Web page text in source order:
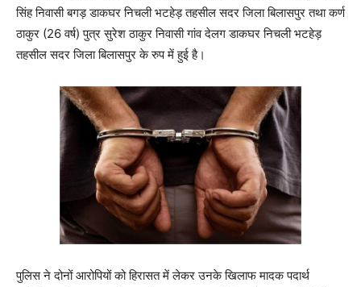
सिंह निवासी बगड़ डाकघर निचली भटहेड़ तहसील सदर जिला बिलासपुर तथा कर्ण
ठाकुर (26 वर्ष) पुत्र सुरेश ठाकुर निवासी गांव देलग डाकघर निचली भटहेड़
तहसील सदर जिला बिलासपुर के रुप में हुई है।
पुलिस ने दोनों आरोपियों को हिरासत में लेकर उनके खिलाफ मादक पदार्थ